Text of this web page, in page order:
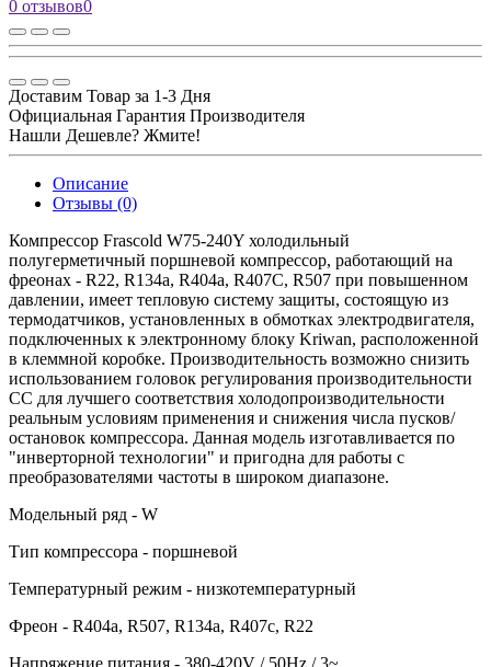
0 отзывов0
Доставим Товар за 1-3 Дня
Официальная Гарантия Производителя
Нашли Дешевле? Жмите!
Описание
Отзывы (0)
Компрессор Frascold W75-240Y холодильный
полугерметичный поршневой компрессор, работающий на
фреонах - R22, R134a, R404a, R407C, R507 при повышенном
давлении, имеет тепловую систему защиты, состоящую из
термодатчиков, установленных в обмотках электродвигателя,
подключенных к электронному блоку Kriwan, расположенной
в клеммной коробке. Производительность возможно снизить
использованием головок регулирования производительности
CC для лучшего соответствия холодопроизводительности
реальным условиям применения и снижения числа пусков/
остановок компрессора. Данная модель изготавливается по
"инверторной технологии" и пригодна для работы с
преобразователями частоты в широком диапазоне.
Модельный ряд - W
Тип компрессора - поршневой
Температурный режим - низкотемпературный
Фреон - R404a, R507, R134a, R407c, R22
Напряжение питания - 380-420V / 50Hz / 3~